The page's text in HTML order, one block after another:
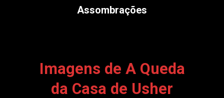
Assombrações
Imagens de A Queda
da Casa de Usher